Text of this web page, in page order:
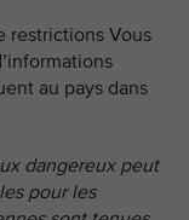
restrictions Vous
au pays dans
dangereux peut
pour les